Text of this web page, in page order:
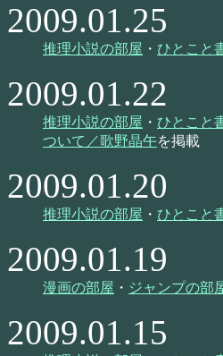
2009.01.25
推理小説の部屋 ・ ひとこと
2009.01.22
推理小説の部屋 ・ ひとこと
ついて／歌野晶午を掲載
2009.01.20
推理小説の部屋 ・ ひとこと
2009.01.19
漫画の部屋 ・ ジャンプの部
2009.01.15